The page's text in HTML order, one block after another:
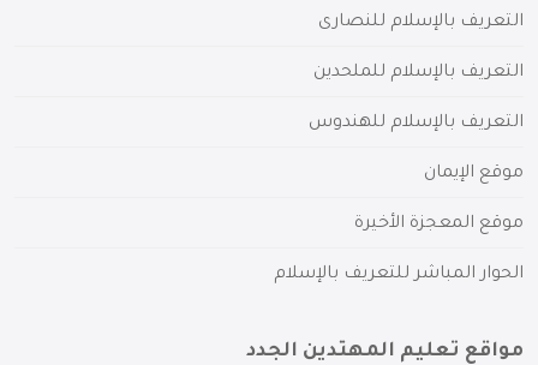
التعريف بالإسلام للنصارى
التعريف بالإسلام للملحدين
التعريف بالإسلام للهندوس
موقع الإيمان
موقع المعجزة الأخيرة
الحوار المباشر للتعريف بالإسلام
مواقع تعليم المهتدين الجدد